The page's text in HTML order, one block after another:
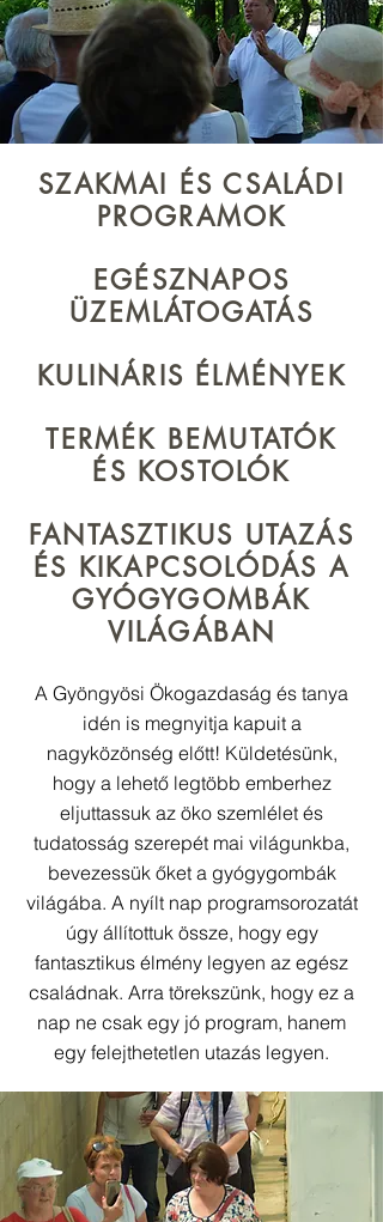
SZAKMAI ÉS CSALÁDI
PROGRAMOK
EGÉSZNAPOS
ÜZEMLÁTOGATÁS
KULINÁRIS ÉLMÉNYEK
TERMÉK BEMUTATÓK
ÉS KOSTOLÓK
FANTASZTIKUS UTAZÁS
ÉS KIKAPCSOLÓDÁS A
GYÓGYGOMBÁK
VILÁGÁBAN
A Gyöngyösi Ökogazdaság és tanya
idén is megnyitja kapuit a
nagyközönség előtt! Küldetésünk,
hogy a lehető legtöbb emberhez
eljuttassuk az öko szemlélet és
tudatosság szerepét mai világunkba,
bevezessük őket a gyógygombák
világába. A nyílt nap programsorozatát
úgy állítottuk össze, hogy egy
fantasztikus élmény legyen az egész
családnak. Arra törekszünk, hogy ez a
nap ne csak egy jó program, hanem
egy felejthetetlen utazás legyen.